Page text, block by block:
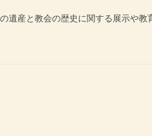
遺産と教会の歴史に関する展示や教